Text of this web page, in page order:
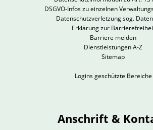
DSGVO-Infos zu einzelnen
Datenschutzverletzung sog.
Erklärung zur
Barriere melden
Dienstleistungen A-Z
Sitemap
Logins geschützte Bereiche
Anschrift &